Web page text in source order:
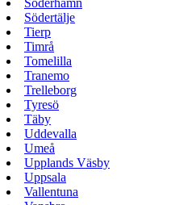
Söderhamn
Södertälje
Tierp
Timrå
Tomelilla
Tranemo
Trelleborg
Tyresö
Täby
Uddevalla
Umeå
Upplands Väsby
Uppsala
Vallentuna